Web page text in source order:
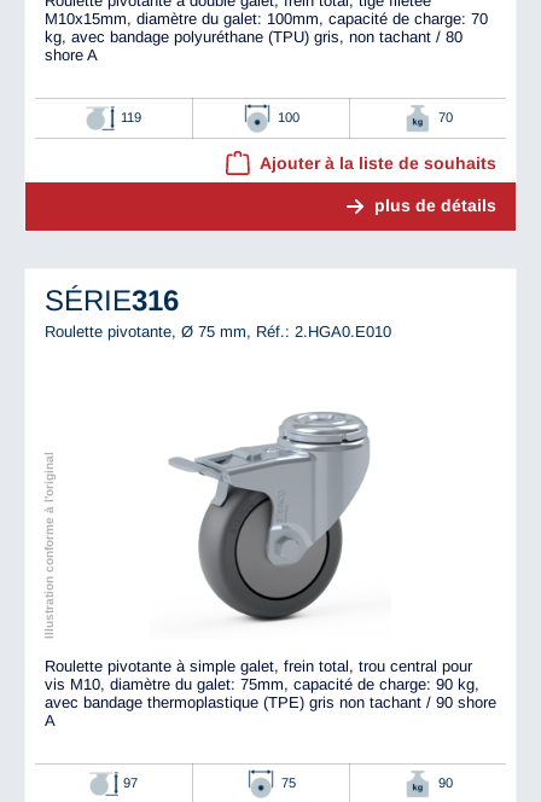
M10x15mm, diamètre du galet: 100mm, capacité de charge: 70
kg, avec bandage polyuréthane (TPU) gris, non tachant / 80
shore A
119 100 70
Ajouter à la liste de souhaits
plus de détails
SÉRIE316
Roulette pivotante, Ø 75 mm, Réf.: 2.HGA0.E010
Illustration conforme à l'original
Roulette pivotante à simple galet, frein total, trou central pour
vis M10, diamètre du galet: 75mm, capacité de charge: 90 kg,
avec bandage thermoplastique (TPE) gris non tachant / 90 shore
A
97 75 90